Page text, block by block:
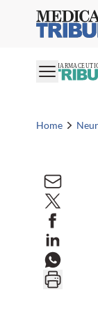
Medical
Home